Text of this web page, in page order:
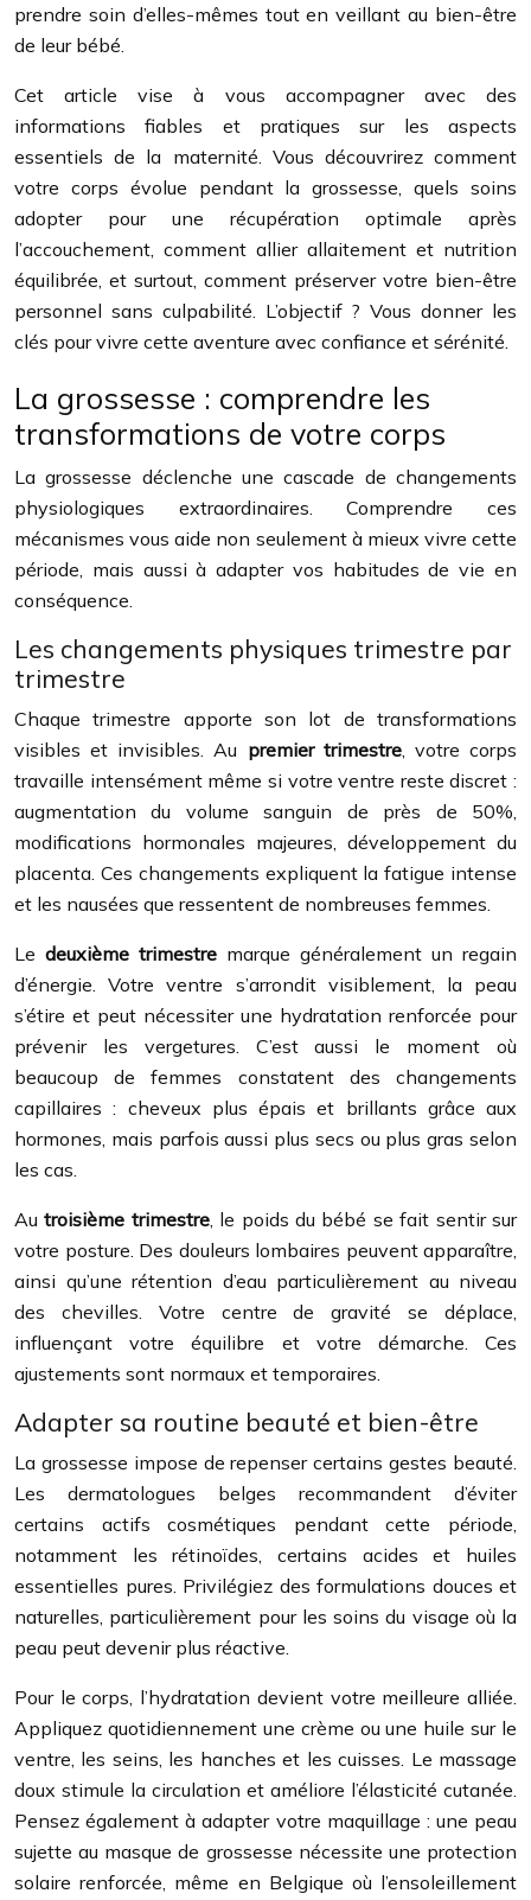
prendre soin d’elles-mêmes tout en veillant au bien-être
de leur bébé.
Cet article vise à vous accompagner avec des
informations fiables et pratiques sur les aspects
essentiels de la maternité. Vous découvrirez comment
votre corps évolue pendant la grossesse, quels soins
adopter pour une récupération optimale après
l’accouchement, comment allier allaitement et nutrition
équilibrée, et surtout, comment préserver votre bien-être
personnel sans culpabilité. L’objectif ? Vous donner les
clés pour vivre cette aventure avec confiance et sérénité.
La grossesse : comprendre les
transformations de votre corps
La grossesse déclenche une cascade de changements
physiologiques extraordinaires. Comprendre ces
mécanismes vous aide non seulement à mieux vivre cette
période, mais aussi à adapter vos habitudes de vie en
conséquence.
Les changements physiques trimestre par
trimestre
Chaque trimestre apporte son lot de transformations
visibles et invisibles. Au premier trimestre, votre corps
travaille intensément même si votre ventre reste discret :
augmentation du volume sanguin de près de 50%,
modifications hormonales majeures, développement du
placenta. Ces changements expliquent la fatigue intense
et les nausées que ressentent de nombreuses femmes.
Le deuxième trimestre marque généralement un regain
d’énergie. Votre ventre s’arrondit visiblement, la peau
s’étire et peut nécessiter une hydratation renforcée pour
prévenir les vergetures. C’est aussi le moment où
beaucoup de femmes constatent des changements
capillaires : cheveux plus épais et brillants grâce aux
hormones, mais parfois aussi plus secs ou plus gras selon
les cas.
Autroisième trimestre, le poids du bébé se fait sentir sur
votre posture. Des douleurs lombaires peuvent apparaître,
ainsi qu’une rétention d’eau particulièrement au niveau
des chevilles. Votre centre de gravité se déplace,
influençant votre équilibre et votre démarche. Ces
ajustements sont normaux et temporaires.
Adapter sa routine beauté et bien-être
La grossesse impose de repenser certains gestes beauté.
Les dermatologues belges recommandent d’éviter
certains actifs cosmétiques pendant cette période,
notamment les rétinoïdes, certains acides et huiles
essentielles pures. Privilégiez des formulations douces et
naturelles, particulièrement pour les soins du visage où la
peau peut devenir plus réactive.
Pour le corps, l’hydratation devient votre meilleure alliée.
Appliquez quotidiennement une crème ou une huile sur le
ventre, les seins, les hanches et les cuisses. Le massage
doux stimule la circulation et améliore l’élasticité cutanée.
Pensez également à adapter votre maquillage : une peau
sujette au masque de grossesse nécessite une protection
solaire renforcée, même en Belgique où l’ensoleillement